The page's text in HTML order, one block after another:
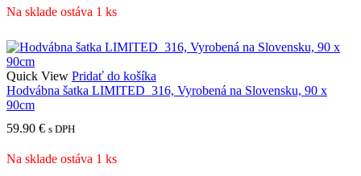
Na sklade ostáva 1 ks
Quick View Pridať do košíka
Hodvábna šatka LIMITED_316, Vyrobená na Slovensku, 90 x
90cm
59.90 € s DPH
Na sklade ostáva 1 ks